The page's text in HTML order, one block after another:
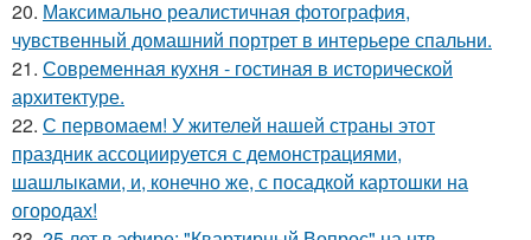
20. Максимально реалистичная фотография,
чувственный домашний портрет в интерьере спальни.
21. Современная кухня - гостиная в исторической
архитектуре.
22. С первомаем! У жителей нашей страны этот
праздник ассоциируется с демонстрациями,
шашлыками, и, конечно же, с посадкой картошки на
огородах!